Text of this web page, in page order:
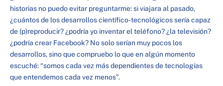
historias no puedo evitar preguntarme: si viajara al pasado,
¿cuántos de los desarrollos científico-tecnológicos sería capaz
de (p)reproducir? ¿podría yo inventar el teléfono? ¿la televisión?
¿podría crear Facebook? No solo serían muy pocos los
desarrollos, sino que compruebo lo que en algún momento
escuché: “somos cada vez más dependientes de tecnologías
que entendemos cada vez menos”.